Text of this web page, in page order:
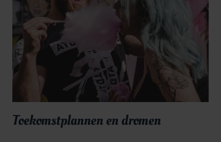
Toekomstplannen en dromen